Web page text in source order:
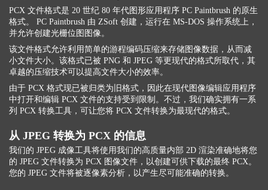
PCX 文件格式是 20 世纪 80 年代图形应用程序 PC Paintbrush 的原生
格式。 PC Paintbrush 由 ZSoft 创建，运行在 MS-DOS 操作系统上，
并允许创建光栅位图图像。
该文件格式允许利用简单的游程编码压缩来存储图像数据，从而减
小文件大小。该格式已被 PNG 和 JPEG 等更现代的格式所取代，其
卓越的压缩技术可以提高文件大小的效率。
由于 PCX 格式现已被归类为旧格式，因此在现代图像编辑应用程序
中打开和编辑 PCX 文件的支持受到限制。不过，我们确实拥有一系
列 PCX 转换工具，可让您将 PCX 文件转换为最现代的格式。
从 JPEG 转换为 PCX 的信息
我们的 JPEG 成像工具将使用我们的高质量内部 2D 渲染准确地将您
的 JPEG 文件转换为 PCX 图像文件，以创建可供下载的最终 PCX。
您的 JPEG 文件将被逐像素分析，以产生尽可能准确的转换。